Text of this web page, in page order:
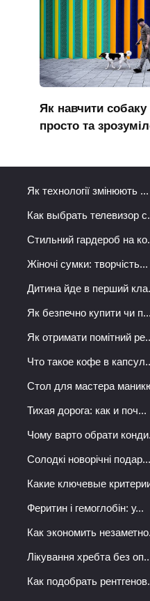
Як навчити
просто та
Як технології змінюють ...
Как выбрать телевизор
Стильний гардероб на
Жіночі сумки: творчість...
Дитина йде в перший
Як безпечно купити чи п...
Як отримати помітний
Что такое кофе в
Стол для мастера
Тихая дорога: как и поч...
Чому варто обрати
Солодкі новорічні подар...
Какие ключевые
Феритин і гемоглобін: у...
Как экономить
Лікування хребта без
Как подобрать